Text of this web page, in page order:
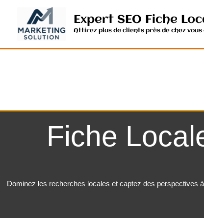
contenu
Expert SEO Fiche
Attirez plus de clients près de chez
Fiche
Dominez les recherches locales et captez des perspectives